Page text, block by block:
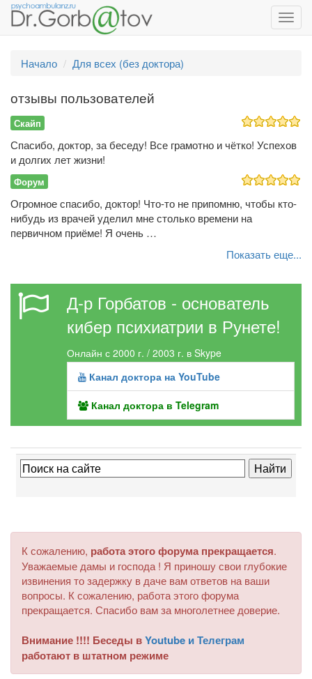
Начало
Для всех (без доктора)
отзывы пользователей
Скайп
Спасибо, доктор, за беседу! Все грамотно и чётко! Успехов
и долгих лет жизни!
Форум
Огромное спасибо, доктор! Что-то не припомню, чтобы кто-
нибудь из врачей уделил мне столько времени на
первичном приёме! Я очень …
Показать еще...
Д-р Горбатов - основатель
кибер психиатрии в Рунете!
Онлайн с 2000 г. / 2003 г. в Skype
Канал доктора на YouTube
Канал доктора в Telegram
К сожалению, работа этого форума прекращается.
Уважаемые дамы и господа ! Я приношу свои глубокие
извинения то задержку в даче вам ответов на ваши
вопросы. К сожалению, работа этого форума
прекращается. Спасибо вам за многолетнее доверие.
Внимание !!!! Беседы вYoutube и Телеграм
работают в штатном режиме